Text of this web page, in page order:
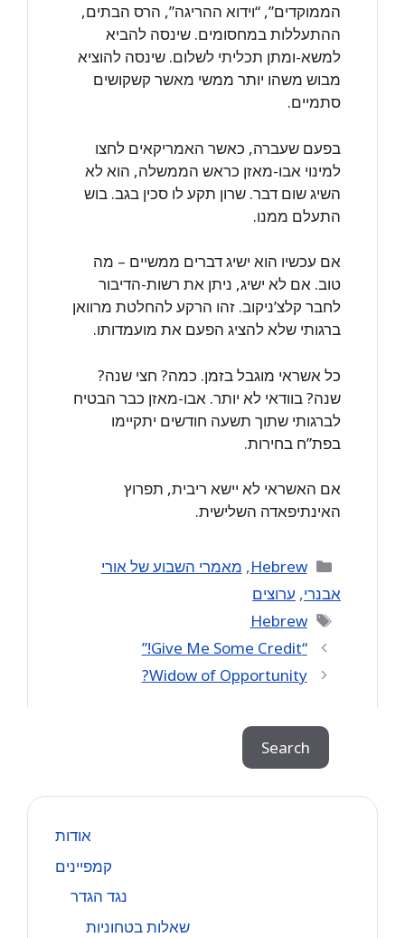
הממוקדים”, “וידוא ההריגה”, הרס הבתים,
ההתעללות במחסומים. שינסה להביא
למשא-ומתן תכליתי לשלום. שינסה להוציא
מבוש משהו יותר ממשי מאשר קשקושים
סתמיים.
בפעם שעברה, כאשר האמריקאים לחצו
למינוי אבו-מאזן כראש הממשלה, הוא לא
השיג שום דבר. שרון תקע לו סכין בגב. בוש
התעלם ממנו.
אם עכשיו הוא ישיג דברים ממשיים – מה
טוב. אם לא ישיג, ניתן את רשות-הדיבור
לחבר קלצ’ניקוב. זהו הרקע להחלטת מרוואן
ברגותי שלא להציג הפעם את מועמדותו.
כל אשראי מוגבל בזמן. כמה? חצי שנה?
שנה? בוודאי לא יותר. אבו-מאזן כבר הבטיח
לברגותי שתוך תשעה חודשים יתקיימו
בפת”ח בחירות.
אם האשראי לא יישא ריבית, תפרוץ
האינתיפאדה השלישית.
Categories
Hebrew
, מאמרי השבוע של אורי
אבנרי, ערוצים
Tags
Hebrew
“Give Me Some Credit!”
Widow of Opportunity?
Search
אודות
קמפיינים
נגד הגדר
שאלות בטחוניות